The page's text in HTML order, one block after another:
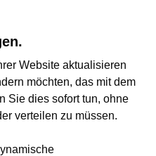
Website aktualisieren
möchten, das mit dem
Sie dies sofort tun, ohne
verteilen zu müssen.